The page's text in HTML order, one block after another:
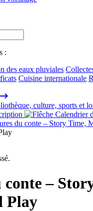
:
des eaux pluviales
Cuisine internationale
culture, sports et
Calendrier
du conte – Story Time,
conte –
Play